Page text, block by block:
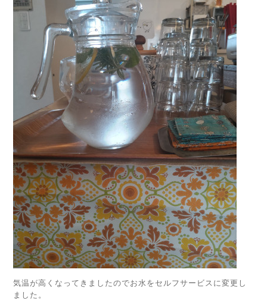
気温が高くなってきましたのでお水をセルフサービスに変更し
ました。